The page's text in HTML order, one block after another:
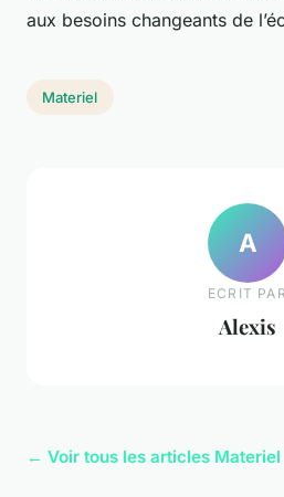
aux besoins changeants de
Materiel
A
ECRIT PAR
Alexis
← Voir tous les articles Materiel